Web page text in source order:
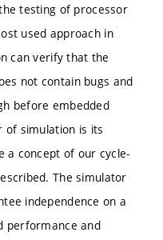
testing of processor
used approach in
can verify that the
not contain bugs and
before embedded
of simulation is its
a concept of our cycle-
The simulator
independence on a
performance and